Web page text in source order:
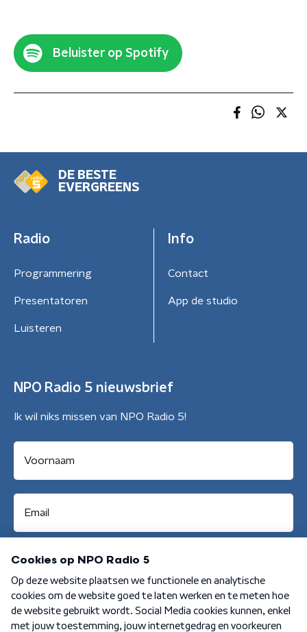
Beluister op Spotify
DE BESTE
EVERGREENS
Radio
Programmering
Presentatoren
Luisteren
Info
Contact
App de studio
NPO Radio 5 nieuwsbrief
Ik wil niks missen van NPO Radio 5!
Aanmelden
Algemene voorwaarden